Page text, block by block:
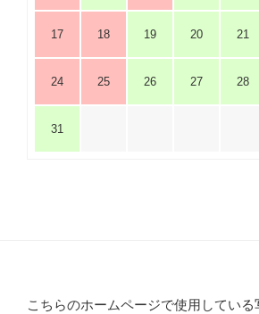
17 18 19 20 21
24 25 26 27 28
31
こちらのホームページで使用している